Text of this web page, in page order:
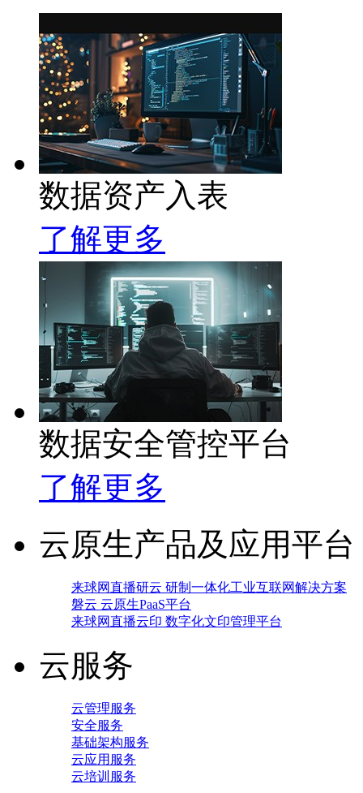
数据资产入表
了解更多
数据安全管控平台
了解更多
云原生产品及应用平台
来球网直播研云 研制一体化工业互联网解决方案
磐云 云原生PaaS平台
来球网直播云印 数字化文印管理平台
云服务
云管理服务
安全服务
基础架构服务
云应用服务
云培训服务